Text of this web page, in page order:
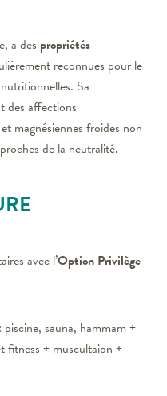
a des propriétés
reconnues pour le
Sa
des affections
magnésiennes froides non
de la neutralité.
avec l’Option Privilège
: piscine, sauna, hammam +
fitness + muscultaion +